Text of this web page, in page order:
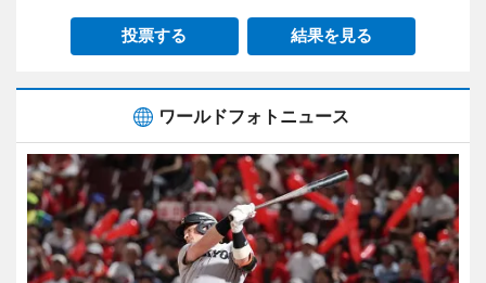
投票する 結果を見る
ワールドフォトニュース